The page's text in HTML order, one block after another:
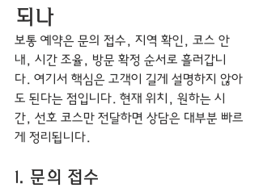
되나
보통 예약은 문의 접수, 지역 확인, 코스 안
내, 시간 조율, 방문 확정 순서로 흘러갑니
다. 여기서 핵심은 고객이 길게 설명하지 않아
도 된다는 점입니다. 현재 위치, 원하는 시
간, 선호 코스만 전달하면 상담은 대부분 빠르
게 정리됩니다.
1. 문의 접수